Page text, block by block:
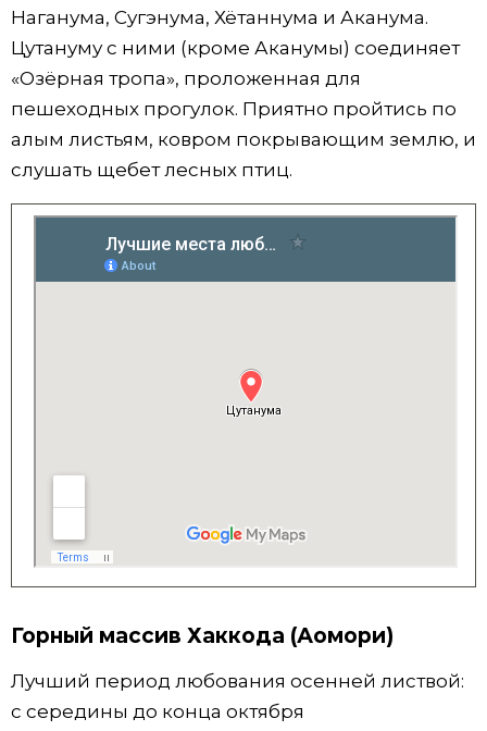
Наганума, Сугэнума, Хётаннума и Аканума.
Цутануму с ними (кроме Аканумы) соединяет
«Озёрная тропа», проложенная для
пешеходных прогулок. Приятно пройтись по
алым листьям, ковром покрывающим землю, и
слушать щебет лесных птиц.
Горный массив Хаккода (Аомори)
Лучший период любования осенней листвой:
с середины до конца октября